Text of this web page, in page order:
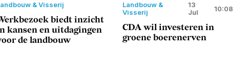
& Visserij
biedt inzicht
kansen en uitdagingen
de landbouw
Landbouw &
Visserij
13
Jul
10:08
CDA wil investeren in
groene boerenerven